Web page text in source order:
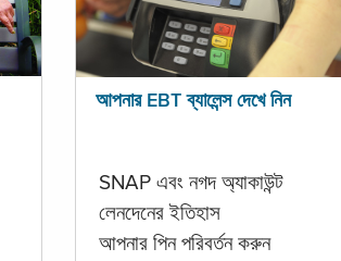
আপনার EBT ব্যালেন্স দেখে নিন
SNAP এবং নগদ অ্যাকাউন্ট
লেনদেনের ইতিহাস
আপনার পিন পরিবর্তন করুন